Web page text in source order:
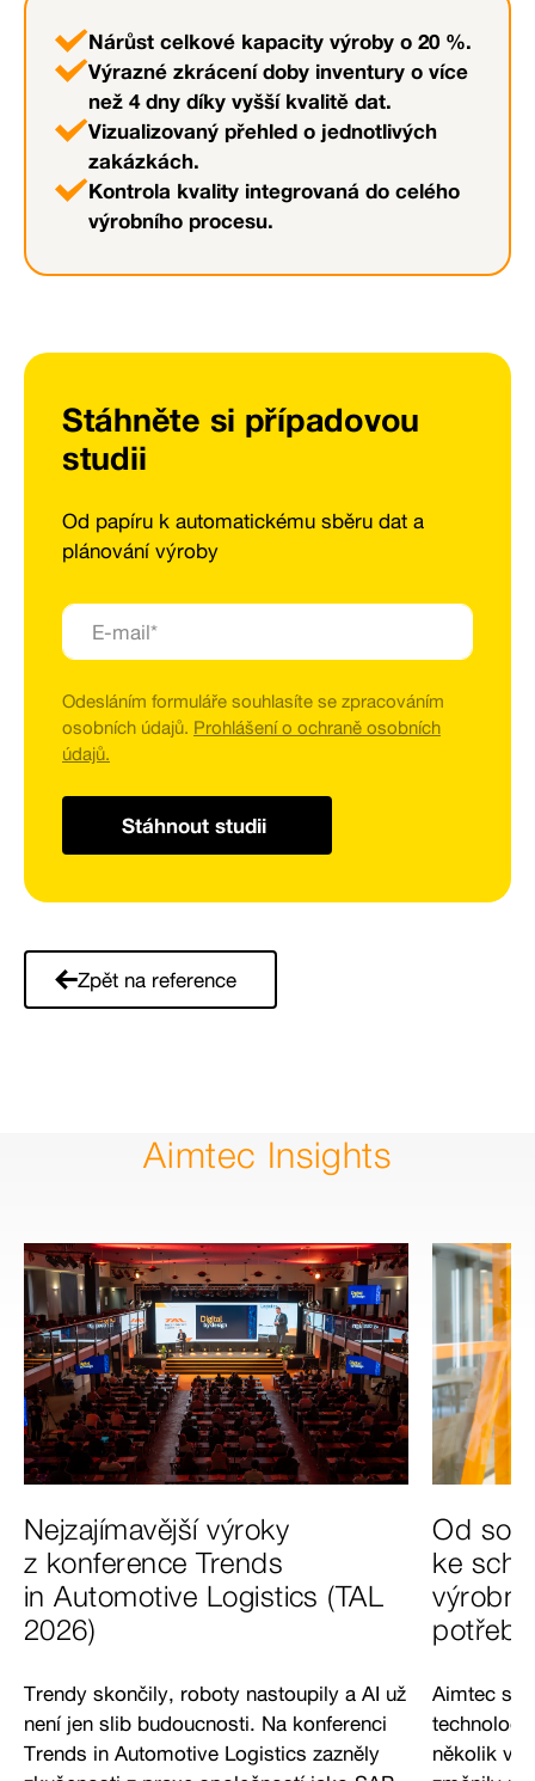
Nárůst celkové kapacity výroby o 20 %.
Výrazné zkrácení doby inventury o více
než 4 dny díky vyšší kvalitě dat.
Vizualizovaný přehled o jednotlivých
zakázkách.
Kontrola kvality integrovaná do celého
výrobního procesu.
Stáhněte si případovou
studii
Od papíru k automatickému sběru dat a
plánování výroby
Odesláním formuláře souhlasíte se zpracováním
osobních údajů. Prohlášení o ochraně osobních
údajů.
Zpět na reference
Aimtec Insights
Nejzajímavější výroky
z konference Trends
in Automotive Logistics (TAL
2026)
Trendy skončily, roboty nastoupily a AI už
není jen slib budoucnosti. Na konferenci
Trends in Automotive Logistics zazněly
Od
ke
výrobní
Aimtec
několik